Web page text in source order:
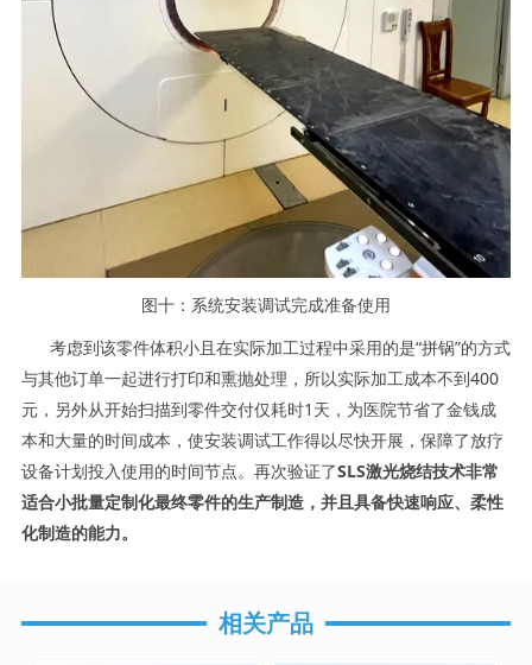
图十：系统安装调试完成准备使用
考虑到该零件体积小且在实际加工过程中采用的是“拼锅”的方式
与其他订单一起进行打印和熏抛处理，所以实际加工成本不到400
元，另外从开始扫描到零件交付仅耗时1天，为医院节省了金钱成
本和大量的时间成本，使安装调试工作得以尽快开展，保障了放疗
设备计划投入使用的时间节点。再次验证了SLS激光烧结技术非常
适合小批量定制化最终零件的生产制造，并且具备快速响应、柔性
化制造的能力。
相关产品